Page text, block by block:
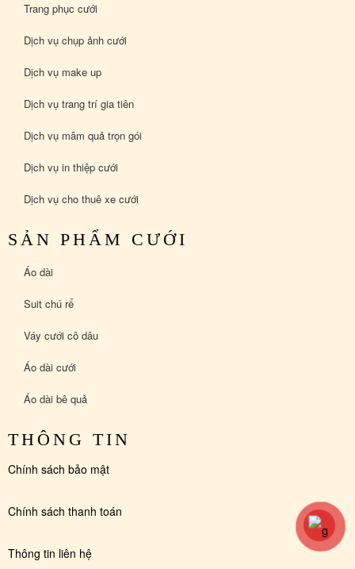
Trang phục cưới
Dịch vụ chụp ảnh cưới
Dịch vụ make up
Dịch vụ trang trí gia tiên
Dịch vụ mâm quả trọn gói
Dịch vụ in thiệp cưới
Dịch vụ cho thuê xe cưới
SẢN PHẨM CƯỚI
Áo dài
Suit chú rể
Váy cưới cô dâu
Áo dài cưới
Áo dài bê quả
THÔNG TIN
Chính sách bảo mật
Chính sách thanh toán
Thông tin liên hệ